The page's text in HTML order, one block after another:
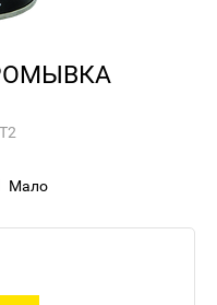
Мало